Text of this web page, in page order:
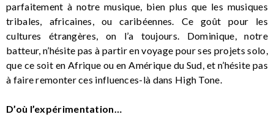
parfaitement à notre musique, bien plus que les musiques
tribales, africaines, ou caribéennes. Ce goût pour les
cultures étrangères, on l’a toujours. Dominique, notre
batteur, n’hésite pas à partir en voyage pour ses projets solo,
que ce soit en Afrique ou en Amérique du Sud, et n’hésite pas
à faire remonter ces influences-là dans High Tone.
D’où l’expérimentation…